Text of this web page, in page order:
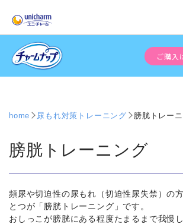
ご購入
home 尿もれ対策トレーニング 膀胱トレー
膀胱トレーニング
頻尿や切迫性の尿もれ（切迫性尿失禁）の
とつが「膀胱トレーニング」です。
おしっこが膀胱にある程度たまるまで我慢